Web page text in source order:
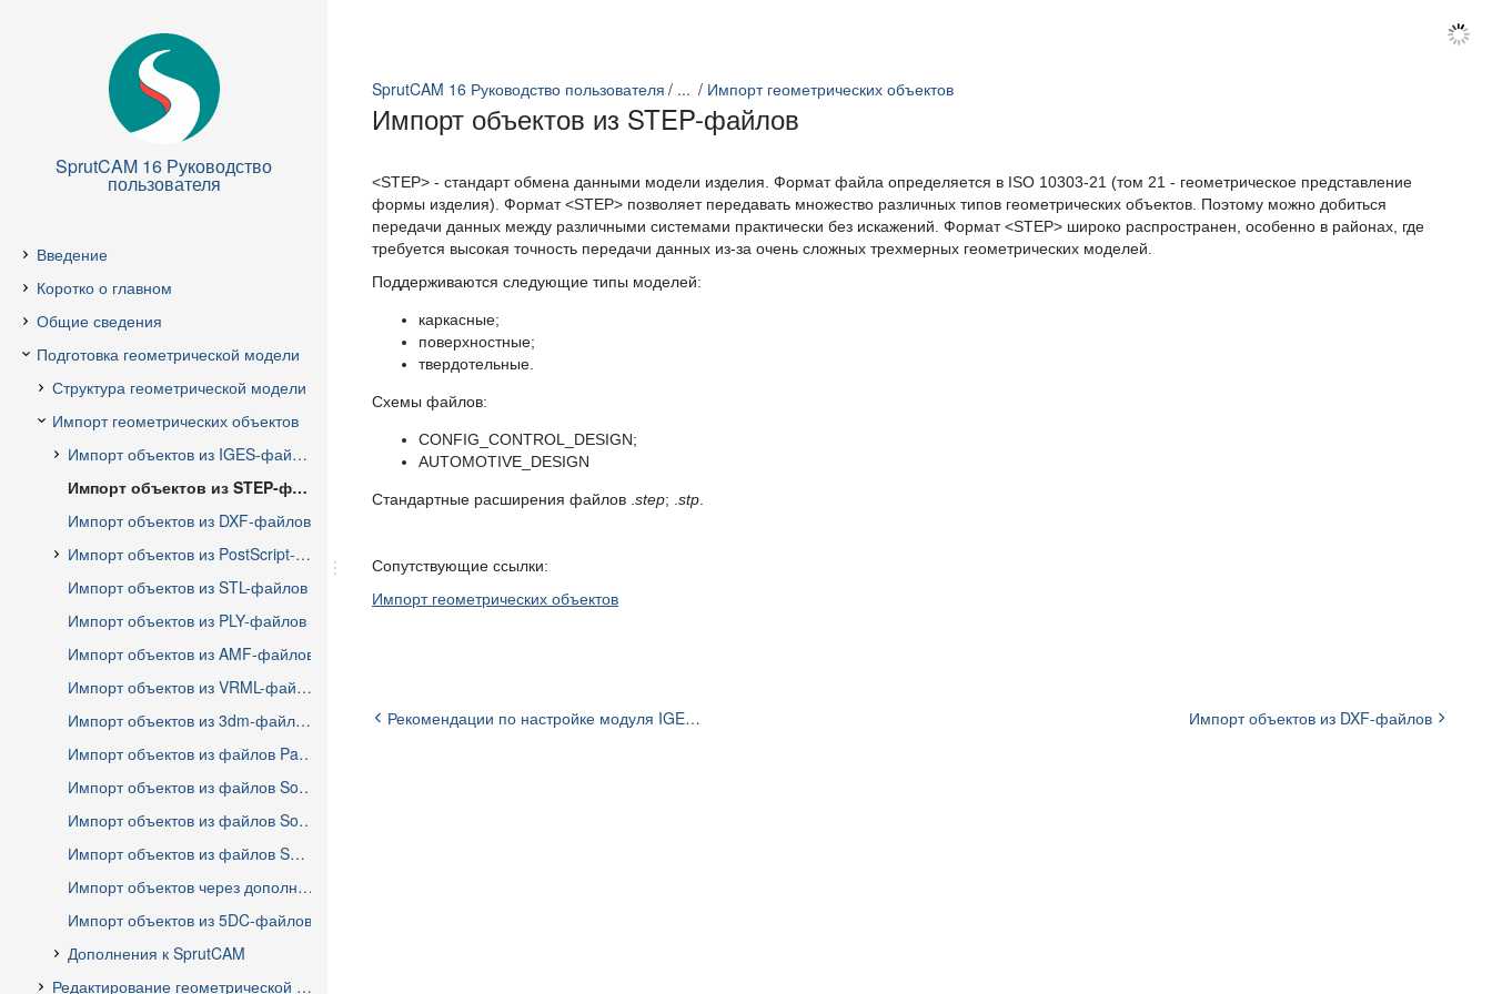
SprutCAM 16 Руководство
пользователя
SprutCAM 16 Руководство пользователя ... Импорт геометрических объектов
Импорт объектов из STEP-файлов
<STEP> - стандарт обмена данными модели изделия. Формат файла определяется в ISO 10303-21 (том 21 - геометрическое представление
формы изделия). Формат <STEP> позволяет передавать множество различных типов геометрических объектов. Поэтому можно добиться
передачи данных между различными системами практически без искажений. Формат <STEP> широко распространен, особенно в районах, где
требуется высокая точность передачи данных из-за очень сложных трехмерных геометрических моделей.
Поддерживаются следующие типы моделей:
каркасные;
поверхностные;
твердотельные.
Схемы файлов:
CONFIG_CONTROL_DESIGN;
AUTOMOTIVE_DESIGN
Стандартные расширения файлов . step; . stp
Сопутствующие ссылки:
Импорт геометрических объектов
Рекомендации по настройке модуля IGES-экспорта в моделирующей программе Импорт объектов из DXF-файлов